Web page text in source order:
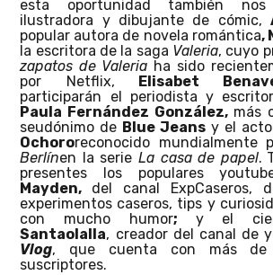
esta oportunidad también
ilustradora y dibujante de cómic,
popular autora de novela romántica,
la escritora de la saga Valeria, cuyo
zapatos de Valeria ha sido
por Netflix, Elisabet
participarán el periodista y escritor
Paula Fernández González, más
seudónimo de Blue Jeans y el
Ochororeconocido mundialmente
Berlínen la serie La casa de papel.
presentes los populares
Mayden, del canal ExpCaseros,
experimentos caseros, tips y
con mucho humor; y el
Santaolalla, creador del canal de
Vlog, que cuenta con más
suscriptores.